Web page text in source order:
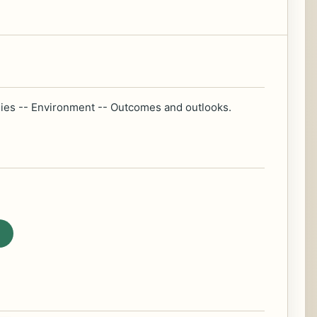
-- Environment -- Outcomes and outlooks.